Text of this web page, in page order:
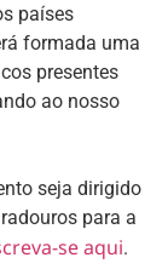
países
formada uma
presentes
ao nosso
seja dirigido
para a
se aqui.